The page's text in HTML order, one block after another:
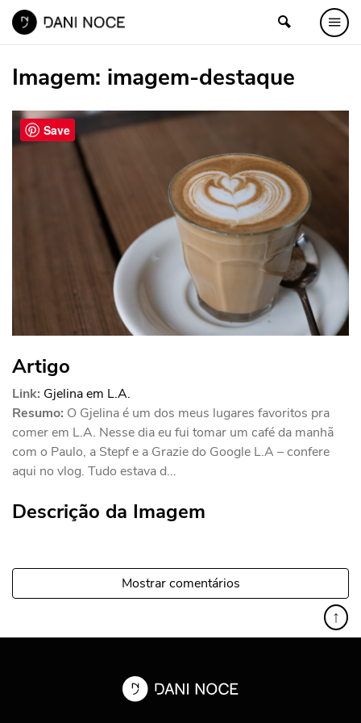
Imagem: imagem-destaque
Artigo
Link: Gjelina em L.A.
Resumo: O Gjelina é um dos meus lugares favoritos pra
comer em L.A. Nesse dia eu fui tomar um café da manhã
com o Paulo, a Stepf e a Grazie do Google L.A – confere
aqui no vlog. Tudo estava d...
Descrição da Imagem
Mostrar comentários
↑
Save